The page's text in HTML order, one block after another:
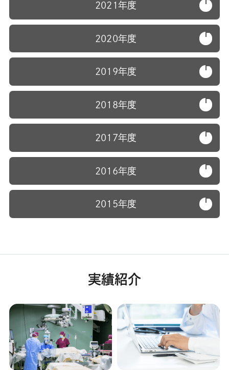
2021年度
2020年度
2019年度
2018年度
2017年度
2016年度
2015年度
実績紹介